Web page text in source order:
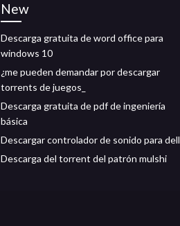
New
Descarga gratuita de word office para
windows 10
¿me pueden demandar por descargar
torrents de juegos_
Descarga gratuita de pdf de ingeniería
básica
Descargar controlador de sonido para dell
Descarga del torrent del patrón mulshi